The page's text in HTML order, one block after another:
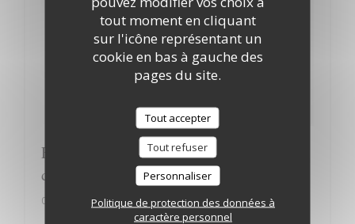
tout moment en cliquant
sur l'icône représentant un
cookie en bas à gauche des
pages du site.
Tout accepter
Tout refuser
Personnaliser
Politique de protection des données à
caractère personnel
Flash Matin : Un RDV gourmand au cœur
du Beaujolais
01/01/2020